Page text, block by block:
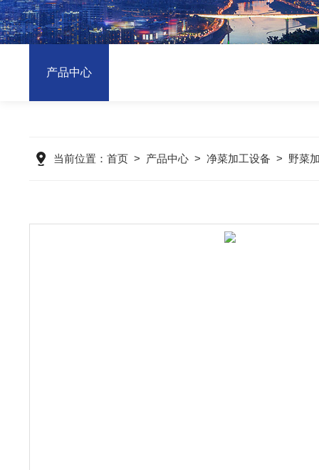
产品中心
当前位置： 首页> 产品中心> 净菜加工设备 > 野菜